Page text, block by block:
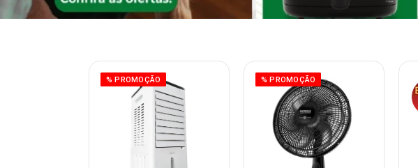
% PROMOÇÃO % PROMOÇÃO